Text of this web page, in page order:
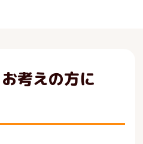
考えの方に